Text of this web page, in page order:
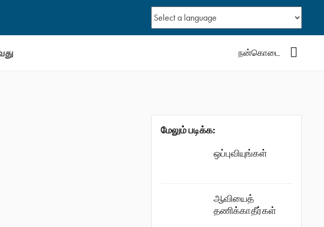
நன்கொடை
மேலும் படிக்க:
ஒப்புவியுங்கள்
ஆவியைத்
தணிக்காதீர்கள்